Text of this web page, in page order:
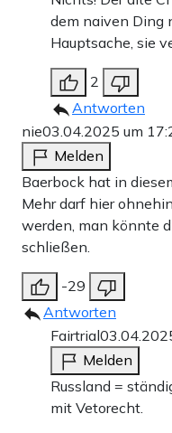
dem naiven Ding
Hauptsache, sie
2
Antworten
nie03.04.2025 um
Melden
Baerbock hat in
Mehr darf hier
werden, man könnte
schließen.
-29
Antworten
Fairtrial
Melden
Russland =
mit Vetorecht.